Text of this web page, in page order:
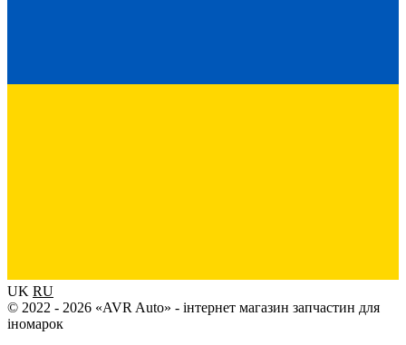
UK RU
© 2022 - 2026 «AVR Auto» - інтернет магазин запчастин для
іномарок